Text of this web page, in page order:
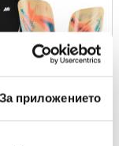
За приложението